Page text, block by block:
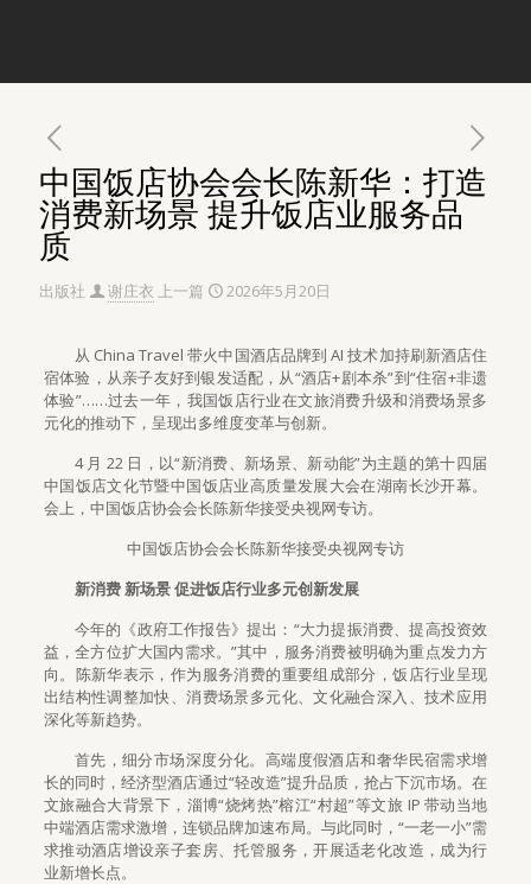
中国饭店协会会长陈新华：打造
消费新场景 提升饭店业服务品
质
出版社 谢庄衣 上一篇 2026年5月20日
从 China Travel 带火中国酒店品牌到 AI 技术加持刷新酒店住
宿体验，从亲子友好到银发适配，从“酒店+剧本杀”到“住宿+非遗
体验”……过去一年，我国饭店行业在文旅消费升级和消费场景多
元化的推动下，呈现出多维度变革与创新。
4 月 22 日，以“新消费、新场景、新动能”为主题的第十四届
中国饭店文化节暨中国饭店业高质量发展大会在湖南长沙开幕。
会上，中国饭店协会会长陈新华接受央视网专访。
中国饭店协会会长陈新华接受央视网专访
新消费 新场景 促进饭店行业多元创新发展
今年的《政府工作报告》提出：“大力提振消费、提高投资效
益，全方位扩大国内需求。”其中，服务消费被明确为重点发力方
向。陈新华表示，作为服务消费的重要组成部分，饭店行业呈现
出结构性调整加快、消费场景多元化、文化融合深入、技术应用
深化等新趋势。
首先，细分市场深度分化。高端度假酒店和奢华民宿需求增
长的同时，经济型酒店通过“轻改造”提升品质，抢占下沉市场。在
文旅融合大背景下，淄博“烧烤热”榕江“村超”等文旅 IP 带动当地
中端酒店需求激增，连锁品牌加速布局。与此同时，“一老一小”需
求推动酒店增设亲子套房、托管服务，开展适老化改造，成为行
业新增长点。